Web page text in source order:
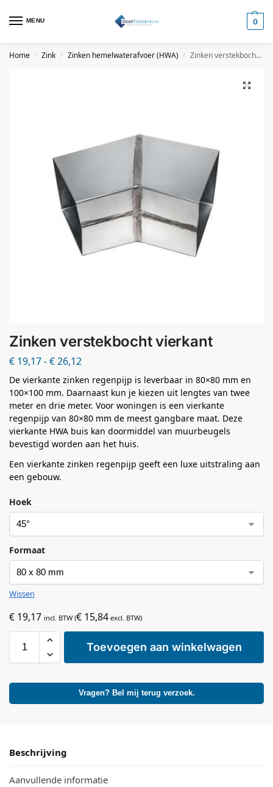
MENU 0
Home / Zink / Zinken hemelwaterafvoer (HWA) / Zinken verstekbocht vierkant
Zinken verstekbocht vierkant
€ 19,17-€26,12
De vierkante zinken regenpijp is leverbaar in 80×80 mm en
100×100 mm. Daarnaast kun je kiezen uit lengtes van twee
meter en drie meter. Voor woningen is een vierkante
regenpijp van 80×80 mm de meest gangbare maat. Deze
vierkante HWA buis kan doormiddel van muurbeugels
bevestigd worden aan het huis.
Een vierkante zinken regenpijp geeft een luxe uitstraling aan
een gebouw.
Hoek
Formaat
Wissen
€ 19,17 incl. BTW (€ 15,84 excl. BTW)
Toevoegen aan winkelwagen
Vragen? Bel mij terug verzoek.
Beschrijving
Aanvullende informatie